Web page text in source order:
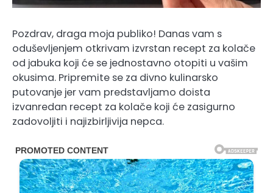
Pozdrav, draga moja publiko! Danas vam s
oduševljenjem otkrivam izvrstan recept za kolače
od jabuka koji će se jednostavno otopiti u vašim
okusima. Pripremite se za divno kulinarsko
putovanje jer vam predstavljamo doista
izvanredan recept za kolače koji će zasigurno
zadovoljiti i najizbirljivija nepca.